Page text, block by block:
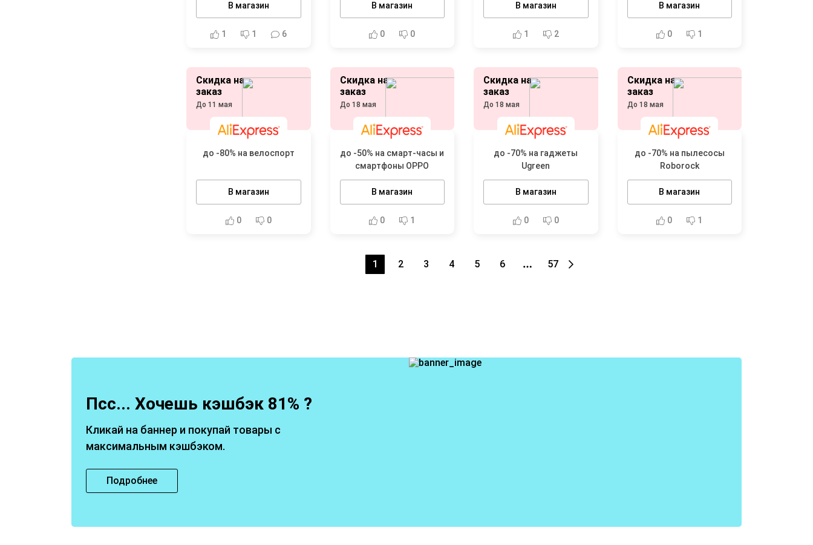
В магазин
1 1 6
В магазин
0 0
В магазин
1 2
В магазин
0 1
Скидка на
заказ
До 11 мая
до -80% на велоспорт
В магазин
0 0
Скидка на
заказ
До 18 мая
до -50% на смарт-часы и
смартфоны OPPO
В магазин
0 1
Скидка на
заказ
До 18 мая
до -70% на гаджеты
Ugreen
В магазин
0 0
Скидка на
заказ
До 18 мая
до -70% на пылесосы
Roborock
В магазин
0 1
1 2 3 4 5 6 57
Псс... Хочешь кэшбэк 81% ?
Кликай на баннер и покупай товары с
максимальным кэшбэком.
Подробнее